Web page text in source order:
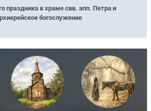
праздника в храме свв. апп. Петра и
богослужение